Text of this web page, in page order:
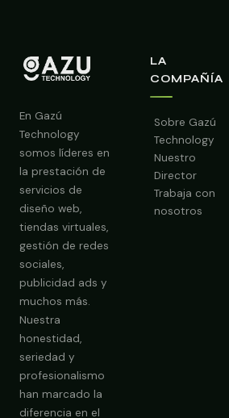
En Gazú
Technology
somos líderes en
la prestación de
servicios de
diseño web,
tiendas virtuales,
gestión de redes
sociales,
publicidad ads y
muchos más.
Nuestra
honestidad,
seriedad y
profesionalismo
han marcado la
diferencia en el
LA
COMPAÑÍA
Sobre Gazú
Technology
Nuestro
Director
Trabaja con
nosotros